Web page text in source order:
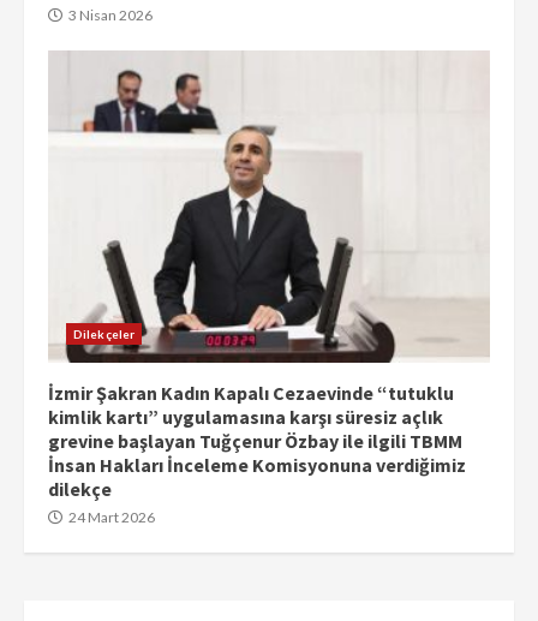
3 Nisan 2026
Dilekçeler
İzmir Şakran Kadın Kapalı Cezaevinde “tutuklu
kimlik kartı” uygulamasına karşı süresiz açlık
grevine başlayan Tuğçenur Özbay ile ilgili TBMM
İnsan Hakları İnceleme Komisyonuna verdiğimiz
dilekçe
24 Mart 2026